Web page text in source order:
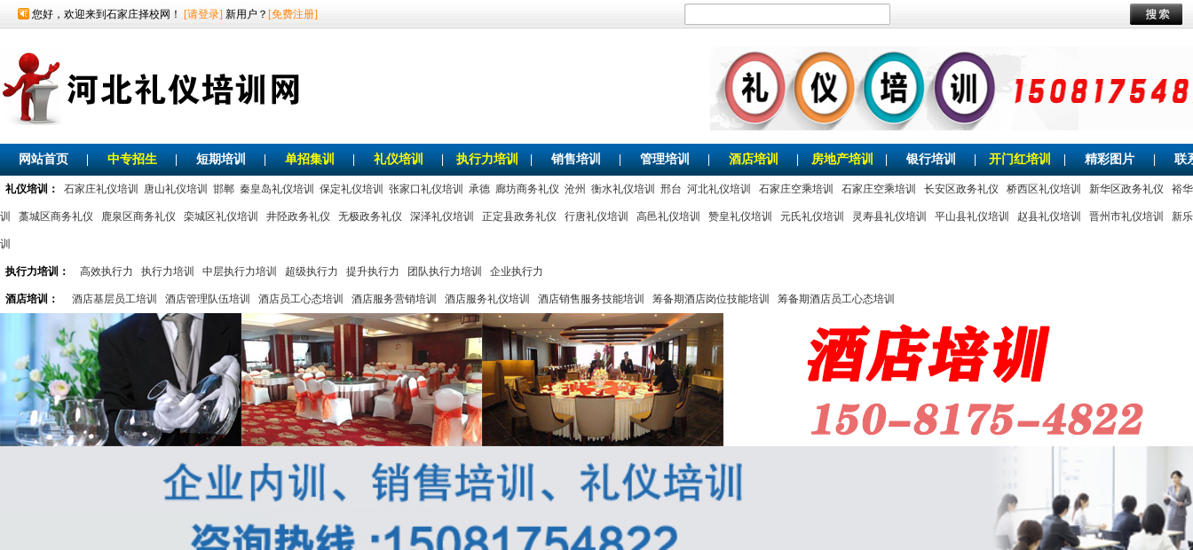
您好，欢迎来到石家庄择校网！ [请登录] 新用户？ [免费注册]
网站首页 中专招生 短期培训 单招集训 礼仪培训 执行力培训 销售培训 管理培训 酒店培训 房地产培训 银行培训 开门红培训 精彩图片 联
礼仪培训： 石家庄礼仪培训 唐山礼仪培训 邯郸 秦皇岛礼仪培训 保定礼仪培训 张家口礼仪培训 承德 廊坊商务礼仪 沧州 衡水礼仪培训 邢台 河北礼仪培训 石家庄空乘培训 石家庄空乘培训 长安区政务礼仪 桥西区礼仪培训 新华区政务礼仪 裕
训 藁城区商务礼仪 鹿泉区商务礼仪 栾城区礼仪培训 井陉政务礼仪 无极政务礼仪 深泽礼仪培训 正定县政务礼仪 行唐礼仪培训 高邑礼仪培训 赞皇礼仪培训 元氏礼仪培训 灵寿县礼仪培训 平山县礼仪培训 赵县礼仪培训 晋州市礼仪培训 新
训
执行力培训： 高效执行力 执行力培训 中层执行力培训 超级执行力 提升执行力 团队执行力培训 企业执行力
酒店培训： 酒店基层员工培训 酒店管理队伍培训 酒店员工心态培训 酒店服务营销培训 酒店服务礼仪培训 酒店销售服务技能培训 筹备期酒店岗位技能培训 筹备期酒店员工心态培训